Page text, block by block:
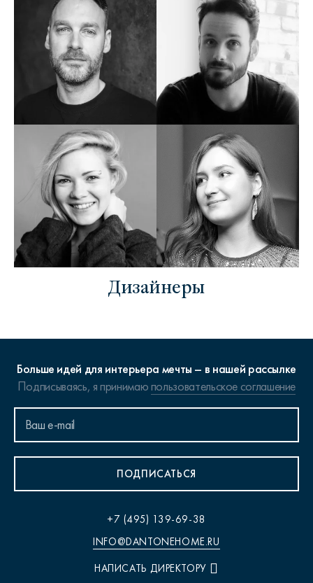
Дизайнеры
Больше идей для интерьера мечты – в нашей рассылке
Подписываясь, я принимаюпользовательское соглашение
ПОДПИСАТЬСЯ
+7 (495) 139-69-38
INFO@DANTONEHOME.RU
НАПИСАТЬ ДИРЕКТОРУ